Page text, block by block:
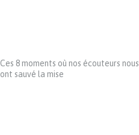
Ces 8 moments où nos écouteurs nous
ont sauvé la mise